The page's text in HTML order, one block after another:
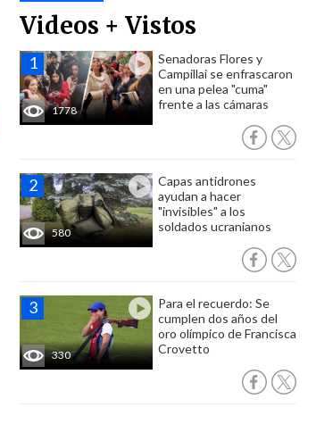
Videos + Vistos
1778
Senadoras Flores y
Campillai se enfrascaron
en una pelea "cuma"
frente a las cámaras
580
Capas antidrones
ayudan a hacer
"invisibles" a los
soldados ucranianos
330
Para el recuerdo: Se
cumplen dos años del
oro olímpico de Francisca
Crovetto